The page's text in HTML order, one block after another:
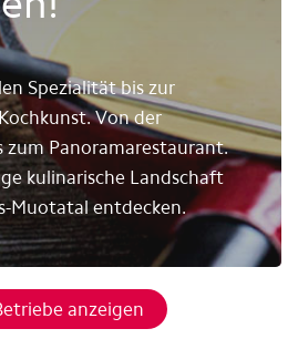
Spezialität bis zur
Von der
Panoramarestaurant.
kulinarische Landschaft
Muotatal entdecken.
anzeigen